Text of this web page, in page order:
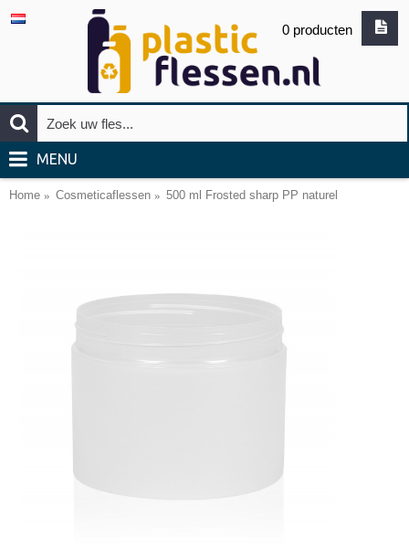
0 producten
MENU
Home Cosmeticaflessen 500 ml Frosted sharp PP naturel